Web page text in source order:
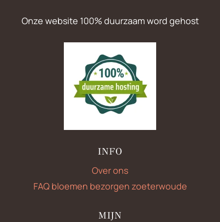
Onze website 100% duurzaam word gehost
INFO
Over ons
FAQ bloemen bezorgen zoeterwoude
MIJN